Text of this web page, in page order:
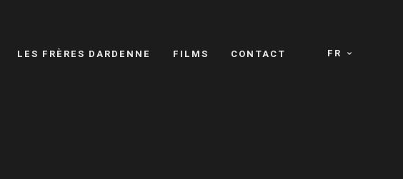
FR
LES FRÈRES DARDENNE FILMS CONTACT